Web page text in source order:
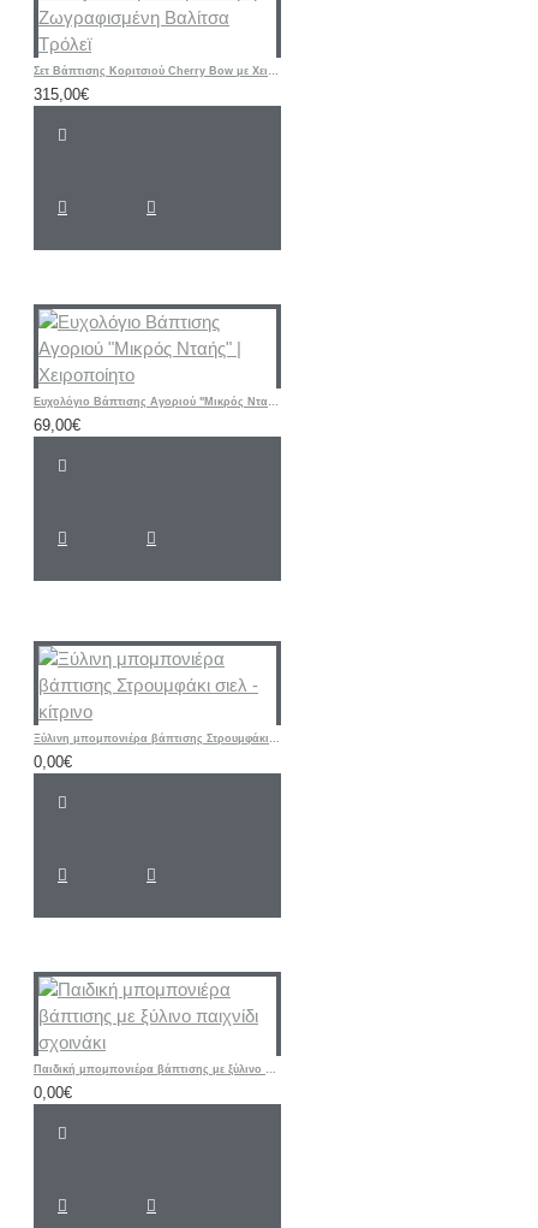
Σετ Βάπτισης Κοριτσιού Cherry Bow με Χειροποίητη Ζωγραφισμένη Βαλίτσα Τρόλεϊ
315,00€
Ευχολόγιο Βάπτισης Αγοριού "Μικρός Νταής" | Χειροποίητο
69,00€
Ξύλινη μπομπονιέρα βάπτισης Στρουμφάκι σιελ - κίτρινο
0,00€
Παιδική μπομπονιέρα βάπτισης με ξύλινο παιχνίδι σχοινάκι
0,00€